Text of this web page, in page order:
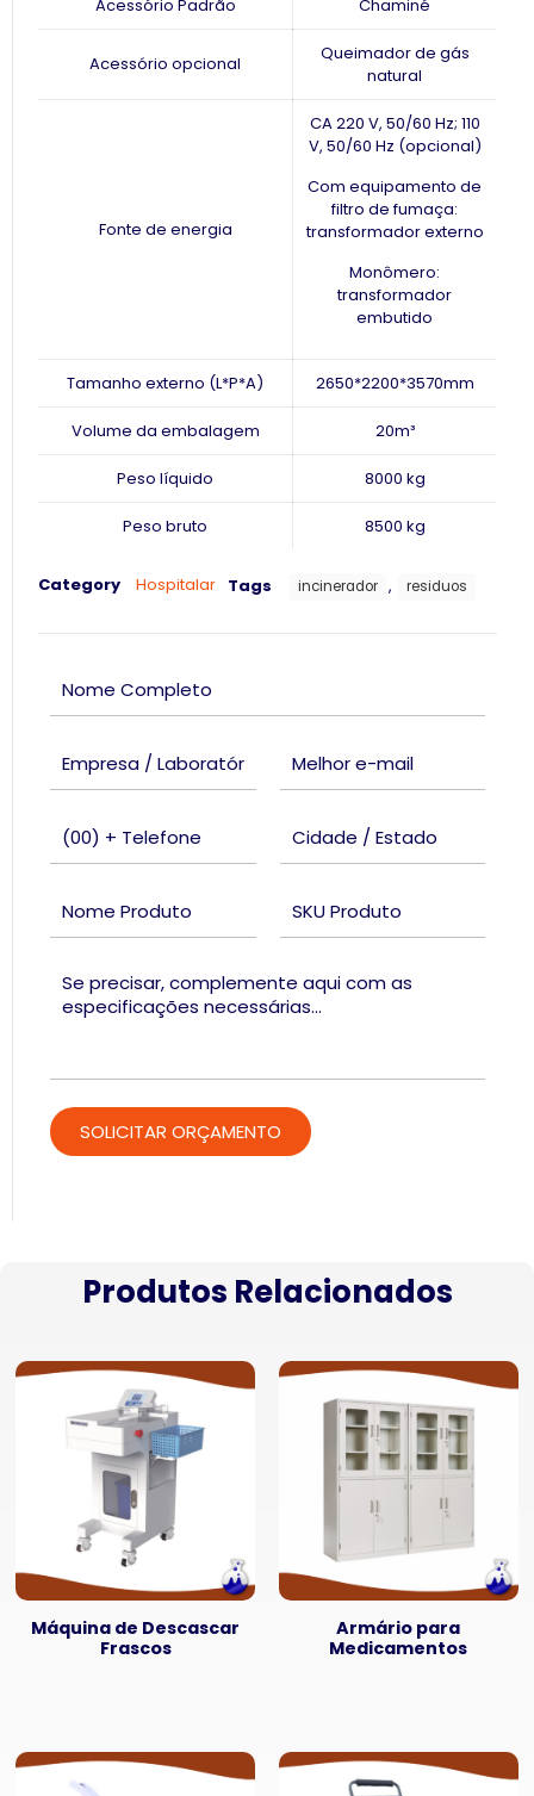
Acessório Padrão Chaminé
Acessório opcional
Queimador de gás
natural
Fonte de energia
CA 220 V, 50/60 Hz; 110
V, 50/60 Hz (opcional)
Com equipamento de
filtro de fumaça:
transformador externo
Monômero:
transformador
embutido
Tamanho externo (L*P*A) 2650*2200*3570mm
Volume da embalagem 20m³
Peso líquido 8000 kg
Peso bruto 8500 kg
Category Hospitalar Tags incinerador , residuos
Produtos Relacionados
Máquina de Descascar
Frascos
Armário para
Medicamentos